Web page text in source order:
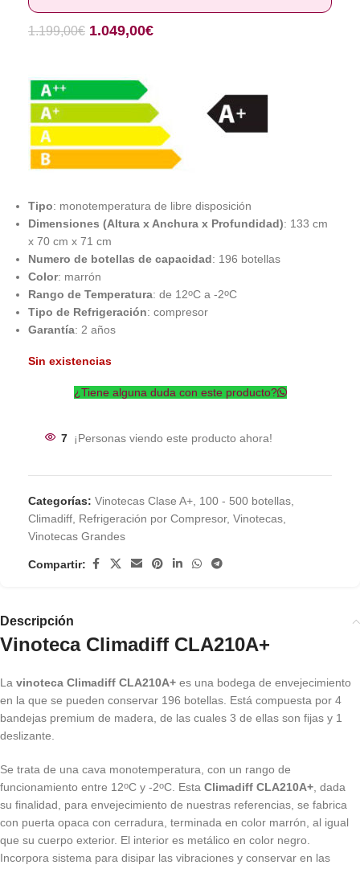
1.199,00€ 1.049,00€
Tipo: monotemperatura de libre disposición
Dimensiones (Altura x Anchura x Profundidad): 133 cm
x 70 cm x 71 cm
Numero de botellas de capacidad: 196 botellas
Color: marrón
Rango de Temperatura: de 12oC a -2oC
Tipo de Refrigeración: compresor
Garantía: 2 años
Sin existencias
¿Tiene alguna duda con este producto?
7 ¡Personas viendo este producto ahora!
Categorías: Vinotecas Clase A+ 100 - 500 botellas
Climadiff Refrigeración por Compresor, Vinotecas
Vinotecas Grandes
Compartir:
Descripción
Vinoteca Climadiff CLA210A+
La vinoteca Climadiff CLA210A+ es una bodega de envejecimiento
en la que se pueden conservar 196 botellas. Está compuesta por 4
bandejas premium de madera, de las cuales 3 de ellas son fijas y 1
deslizante.
Se trata de una cava monotemperatura, con un rango de
funcionamiento entre 12oC y -2oC. Esta Climadiff CLA210A+ , dada
su finalidad, para envejecimiento de nuestras referencias, se fabrica
con puerta opaca con cerradura, terminada en color marrón, al igual
que su cuerpo exterior. El interior es metálico en color negro.
Incorpora sistema para disipar las vibraciones y conservar en las